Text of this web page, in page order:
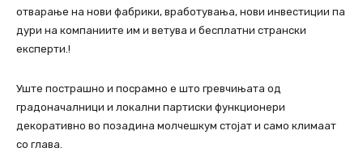
отварање на нови фабрики, вработувања, нови инвестиции па
дури на компаниите им и ветува и бесплатни странски
експерти.!
Уште пострашно и посрамно е што гревчињата од
градоначалници и локални партиски функционери
декоративно во позадина молчешкум стојат и само климаат
со глава.